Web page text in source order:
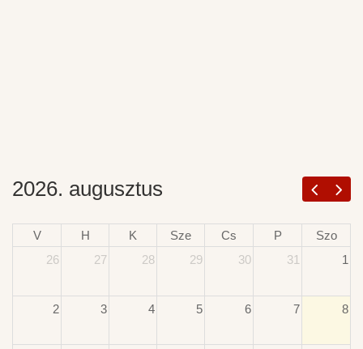
2026. augusztus
V H K Sze Cs P
Szo
26
27 28 29 30 31 1
2 3 4 5 6 7 8